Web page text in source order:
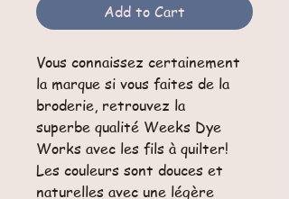
Add to Cart
Vous connaissez certainement
la marque si vous faites de la
broderie, retrouvez la
superbe qualité Weeks Dye
Works avec les fils à quilter!
Les couleurs sont douces et
naturelles avec une légère